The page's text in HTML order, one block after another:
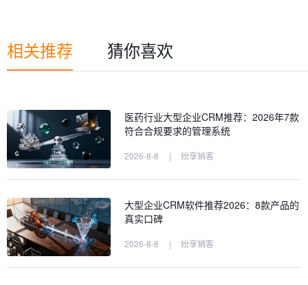
相关推荐 猜你喜欢
医药行业大型企业CRM推荐：2026年7款
符合合规要求的管理系统
2026-8-8 | 纷享销客
大型企业CRM软件推荐2026：8款产品的
真实口碑
2026-8-8 | 纷享销客